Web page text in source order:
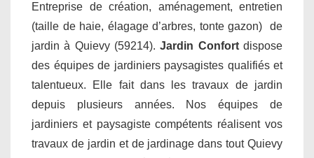
Entreprise de création, aménagement, entretien
(taille de haie, élagage d’arbres, tonte gazon) de
jardin à Quievy (59214).Jardin Confortdispose
des équipes de jardiniers paysagistes qualifiés et
talentueux. Elle fait dans les travaux de jardin
depuis plusieurs années. Nos équipes de
jardiniers et paysagiste compétents réalisent vos
travaux de jardin et de jardinage dans tout Quievy